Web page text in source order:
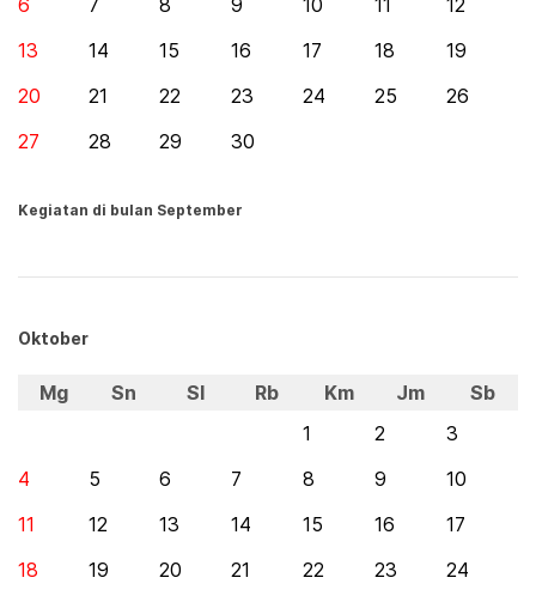
6 7 8 9 10 11
12
13
14 15 16 17 18
19
20
21 22 23 24 25
26
27
28 29 30
Kegiatan di bulan September
Oktober
Mg Sn Sl Rb Km Jm
Sb
1
2
3
4
5 6 7 8 9
10
11
12 13 14 15 16
17
18
19 20 21 22 23
24